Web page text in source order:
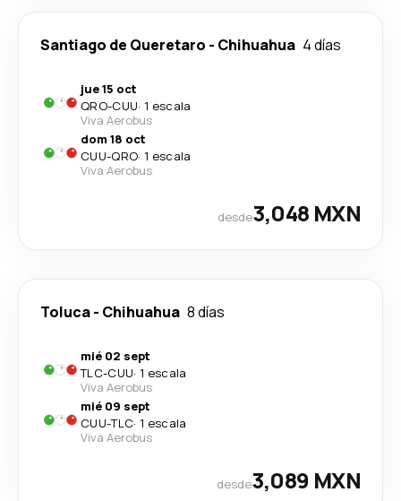
Santiago de Queretaro - Chihuahua 4 días
jue 15 oct
QRO-CUU· 1 escala
Viva Aerobus
dom 18 oct
CUU-QRO· 1 escala
Viva Aerobus
desde3,048 MXN
Toluca- Chihuahua 8 días
mié 02 sept
TLC-CUU· 1 escala
Viva Aerobus
mié 09 sept
CUU-TLC· 1 escala
Viva Aerobus
desde3,089 MXN